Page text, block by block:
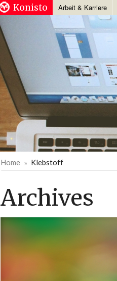
Konisto Arbeit & Karriere
Home Klebstoff
Archives